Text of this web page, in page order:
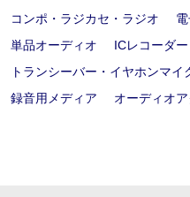
コンポ・ラジカセ・ラジオ
単品オーディオ
ICレコーダー
トランシーバー・イヤホンマイ
録音用メディア
オーディオ